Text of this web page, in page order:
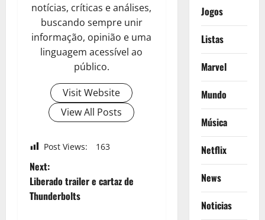
notícias, críticas e análises,
buscando sempre unir
informação, opinião e uma
linguagem acessível ao
público.
Visit Website
View All Posts
Post Views: 163
P
o
Next:
Liberado trailer e cartaz de
Thunderbolts
Jogos
Listas
Marvel
Mundo
Música
Netflix
News
Noticias